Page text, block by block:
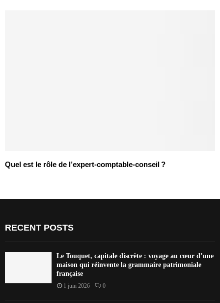
Quel est le rôle de l’expert-comptable-conseil ?
RECENT POSTS
Le Touquet, capitale discrète : voyage au cœur d’une
maison qui réinvente la grammaire patrimoniale
française
1 juin 2026 0